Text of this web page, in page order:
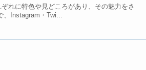
れに特色や見どころがあり、その魅力をさ
、Instagram・Twi...